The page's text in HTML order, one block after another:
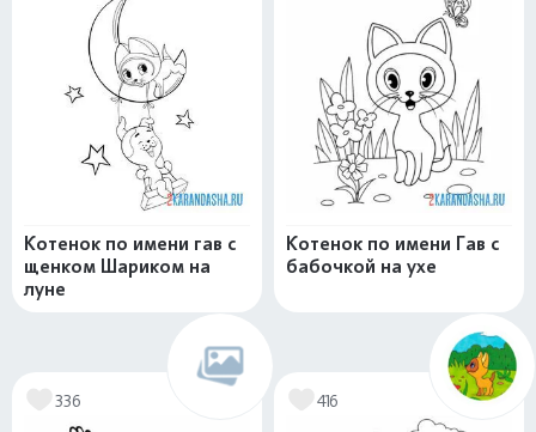
Котенок по имени гав с
щенком Шариком на
луне
Котенок по имени Гав с
бабочкой на ухе
336 416